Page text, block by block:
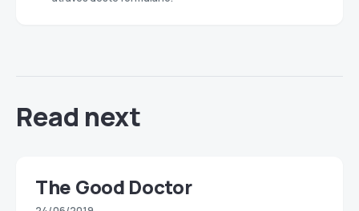
Read next
The Good Doctor